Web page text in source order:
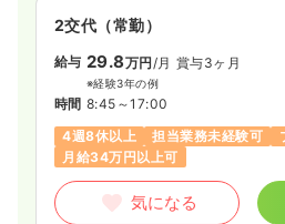
2交代（常勤）
給与 29.8万円/月 賞与3ヶ月
※経験3年の例
時間 8:45～17:00
4週8休以上
担当業務未経験可
月給34万円以上可
気になる